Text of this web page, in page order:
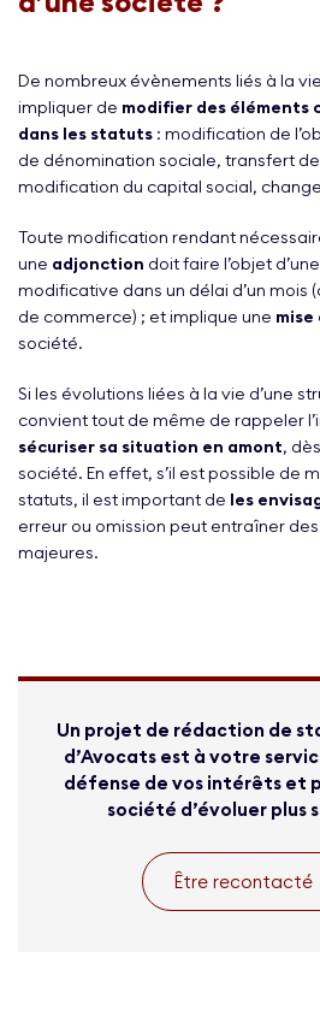
De nombreux évènements liés à la
impliquer de modifier des
dans les statuts : modification de
de dénomination sociale, transfert
modification du capital social,
Toute modification rendant
une adjonction doit faire l’objet
modificative dans un délai d’un mois
de commerce) ; et implique une
société.
Si les évolutions liées à la vie d’une
convient tout de même de rappeler
sécuriser sa situation en amont,
société. En effet, s’il est possible de
statuts, il est important de les
erreur ou omission peut entraîner
majeures.
Un projet de rédaction de
d’Avocats est à votre
défense de vos intérêts et
société d’évoluer plus
Être recontacté